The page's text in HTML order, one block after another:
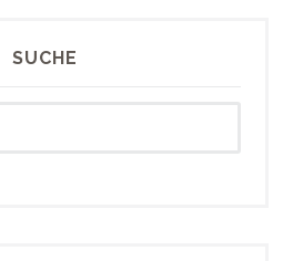
SUCHE